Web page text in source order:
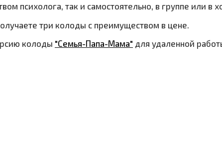
психолога, так и самостоятельно, в группе или в
три колоды с преимуществом в цене.
колоды "Семья-Папа-Мама" для удаленной